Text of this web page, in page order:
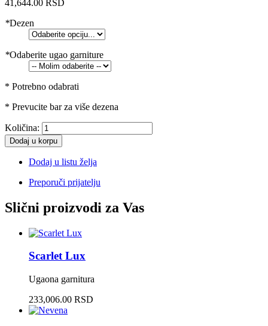
41,644.00 RSD
*Dezen
*Odaberite ugao garniture
* Potrebno odabrati
* Prevucite bar za više dezena
Količina:
Dodaj u korpu
Dodaj u listu želja
Preporuči prijatelju
Slični proizvodi za Vas
Scarlet Lux
Ugaona garnitura
233,006.00 RSD